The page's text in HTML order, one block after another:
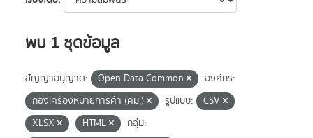
พบ 1 ชุดข้อมูล
สัญญาอนุญาต: Open Data Common
องค์กร:
กองเครื่องหมายการค้า (คม.)
รูปแบบ:
CSV
XLSX
HTML
กลุ่ม: